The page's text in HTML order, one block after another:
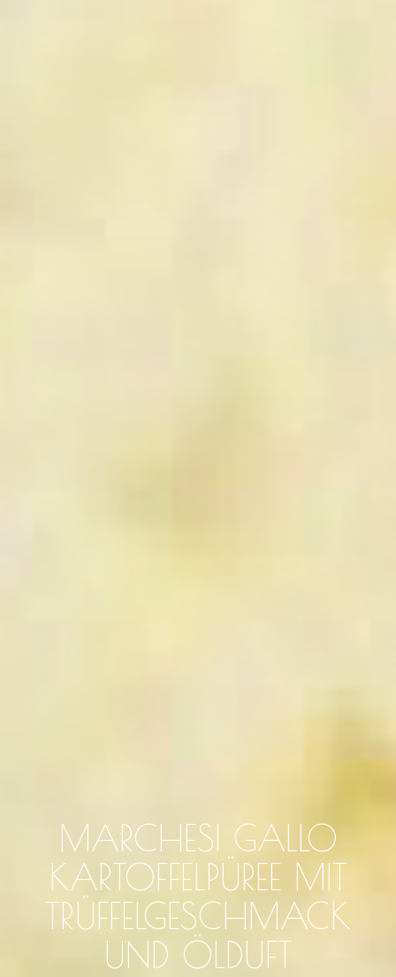
MARCHESI GALLO
KARTOFFELPÜREE MIT
TRÜFFELGESCHMACK
UND ÖLDUFT